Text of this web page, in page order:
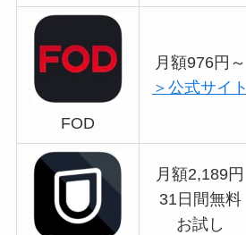
FOD
月額976円～
＞公式サイト
月額2,189円
31日間無料
お試し